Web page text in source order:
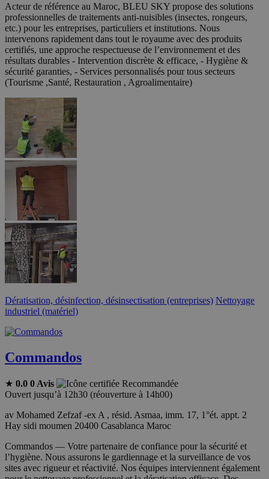
Acteur de référence au Maroc, BLEU SKY propose des solutions
professionnelles de traitements anti-nuisibles (insectes, rongeurs,
etc.) pour les entreprises, particuliers et institutions. Nous
intervenons rapidement dans tout le royaume avec des produits
certifiés, une approche respectueuse de l’environnement et des
résultats durables - Intervention discrète & efficace, - Hygiène &
sécurité garanties, - Services personnalisés pour tous secteurs
(Tourisme ,Santé, Restauration , Agroalimentaire)
Dératisation, désinfection, désinsectisation (entreprises) Nettoyage
industriel (matériel)
Commandos
★ 0.0 0 Avis
Recommandée
Ouvert jusqu’à 12h30 (réouverture à 14h00)
av Mohamed Zefzaf -ex A , résid. Asmaa, imm. 17, 1°ét. appt. 2
Hay sidi moumen 20400 Casablanca Maroc
Commandos — Votre partenaire de confiance pour la sécurité et
l’hygiène. Nous assurons le gardiennage et la surveillance de vos
sites avec rigueur et réactivité. Nos équipes interviennent également